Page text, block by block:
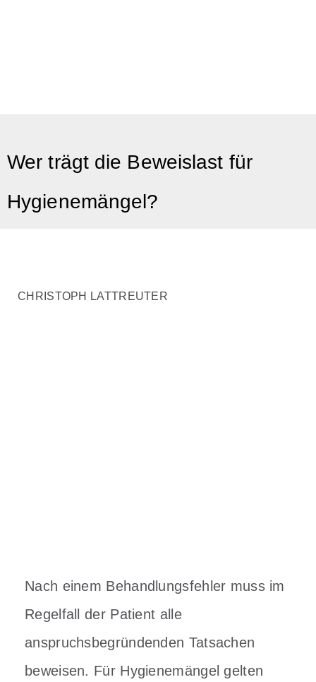
Wer trägt die Beweislast für
Hygienemängel?
CHRISTOPH LATTREUTER
Nach einem Behandlungsfehler muss im
Regelfall der Patient alle
anspruchsbegründenden Tatsachen
beweisen. Für Hygienemängel gelten